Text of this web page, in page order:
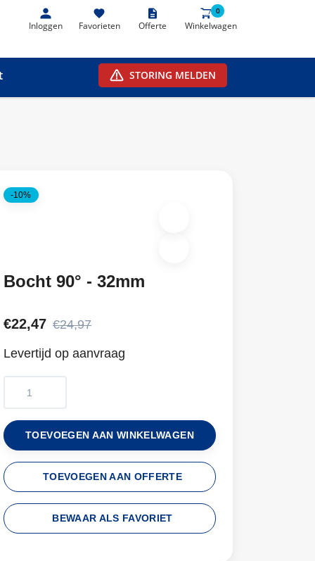
Inloggen Favorieten Offerte
0
Winkelwagen
STORING MELDEN
-10%
Bocht 90° - 32mm
€22,47 €24,97
Levertijd op aanvraag
TOEVOEGEN AAN WINKELWAGEN
TOEVOEGEN AAN OFFERTE
BEWAAR ALS FAVORIET